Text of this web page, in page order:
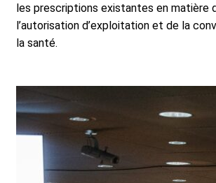
les prescriptions existantes en matière
l’autorisation d’exploitation et de la
la santé.